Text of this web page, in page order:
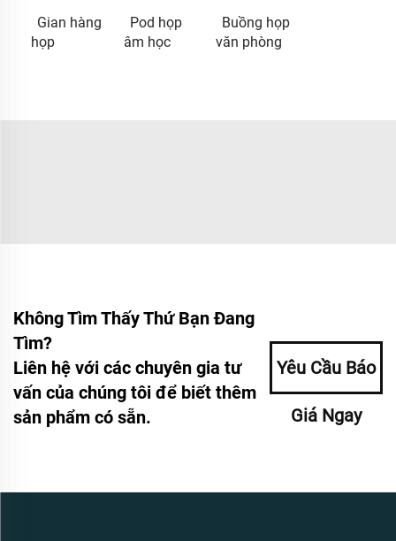
Gian hàng
họp
Pod họp
âm học
Buồng họp
văn phòng
Không Tìm Thấy Thứ Bạn Đang
Tìm?
Liên hệ với các chuyên gia tư
vấn của chúng tôi để biết thêm
sản phẩm có sẵn.
Yêu Cầu Báo
Giá Ngay